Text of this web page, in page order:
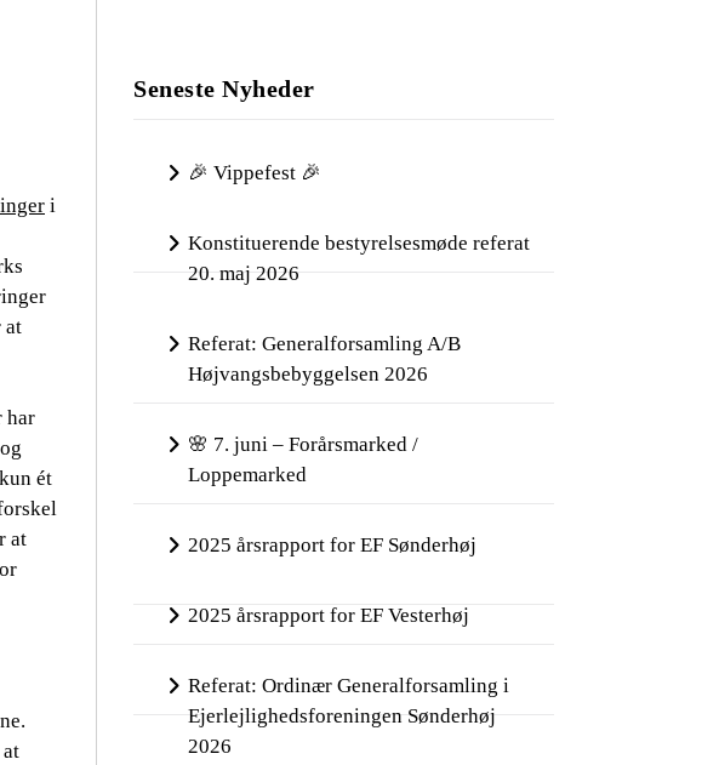
i
at
har
ét
at
Seneste Nyheder
🎉 Vippefest 🎉
Konstituerende bestyrelsesmøde referat
20. maj 2026
Referat: Generalforsamling A/B
Højvangsbebyggelsen 2026
🌸 7. juni – Forårsmarked /
Loppemarked
2025 årsrapport for EF Sønderhøj
2025 årsrapport for EF Vesterhøj
Referat: Ordinær Generalforsamling i
Ejerlejlighedsforeningen Sønderhøj
2026